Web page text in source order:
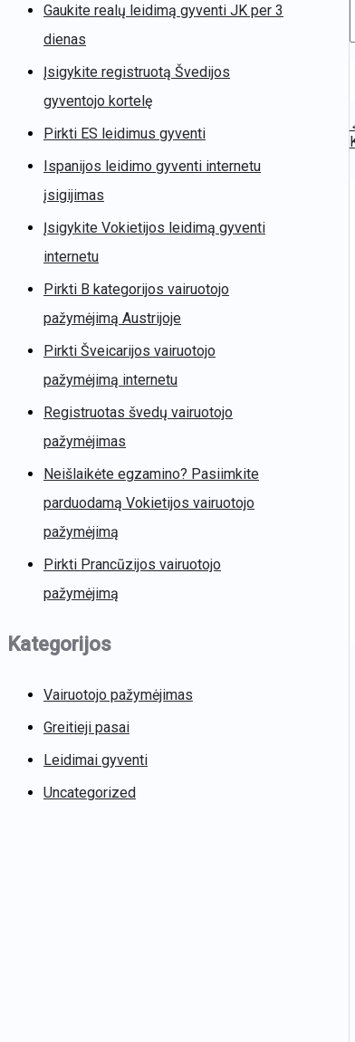
Gaukite realų leidimą gyventi JK per 3
dienas
Įsigykite registruotą Švedijos
gyventojo kortelę
Pirkti ES leidimus gyventi
Ispanijos leidimo gyventi internetu
įsigijimas
Įsigykite Vokietijos leidimą gyventi
internetu
Pirkti B kategorijos vairuotojo
pažymėjimą Austrijoje
Pirkti Šveicarijos vairuotojo
pažymėjimą internetu
Registruotas švedų vairuotojo
pažymėjimas
Neišlaikėte egzamino? Pasiimkite
parduodamą Vokietijos vairuotojo
pažymėjimą
Pirkti Prancūzijos vairuotojo
pažymėjimą
Kategorijos
Vairuotojo pažymėjimas
Greitieji pasai
Leidimai gyventi
Uncategorized